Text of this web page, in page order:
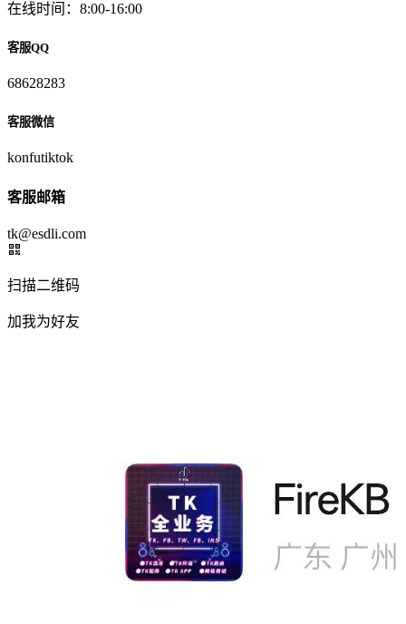
在线时间：8:00-16:00
客服QQ
68628283
客服微信
konfutiktok
客服邮箱
tk@esdli.com
扫描二维码
加我为好友